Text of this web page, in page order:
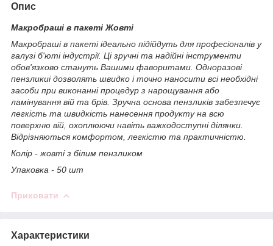
Опис
Макробраші в пакеті Жовті
Макробраші в пакеті ідеально підійдуть для професіоналів у
галузі б'юті індустрії. Ці зручні та надійні інструменти
обов'язково стануть Вашими фаворитами. Одноразові
пензликиі дозволять швидко і точно наносити всі необхідні
засоби при виконанні процедур з нарощування або
ламінування вій та брів. Зручна основа пензликів забезпечує
легкість та швидкість нанесення продукту на всю
поверхню вій, охоплюючи навіть важкодоступні ділянки.
Відрізняються комфортом, легкістю та практичністю.
Колір - жовті з білим пензликом
Упаковка - 50 шт
Приховати
Характеристики